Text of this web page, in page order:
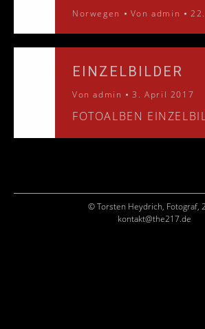
Norwegen Vonadmin
EINZELBILDER
Vonadmin 3. April 2017
FOTOALBEN
© Torsten Heydrich, Fotograf,
kontakt@the217.de